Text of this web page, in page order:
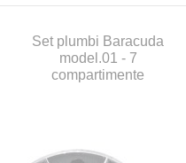
Set plumbi Baracuda
model.01 - 7
compartimente